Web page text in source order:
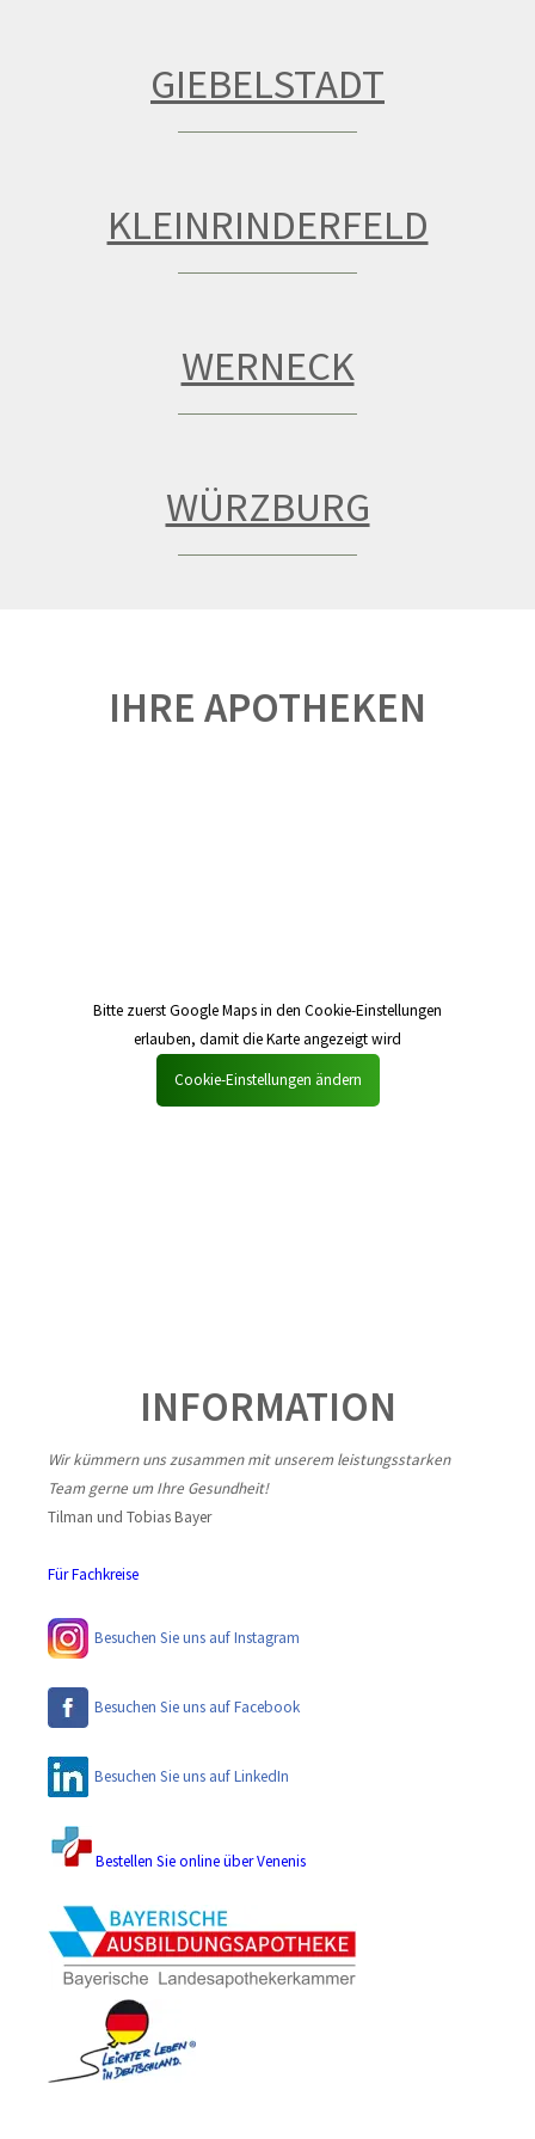
GIEBELSTADT
KLEINRINDERFELD
WERNECK
WÜRZBURG
IHRE APOTHEKEN
Bitte zuerst Google Maps in den Cookie-Einstellungen
erlauben, damit die Karte angezeigt wird
Cookie-Einstellungen ändern
INFORMATION
Wir kümmern uns zusammen mit unserem leistungsstarken
Team gerne um Ihre Gesundheit!
Tilman und Tobias Bayer
Für Fachkreise
Besuchen Sie uns auf Instagram
Besuchen Sie uns auf Facebook
Besuchen Sie uns auf LinkedIn
Bestellen Sie online über Venenis